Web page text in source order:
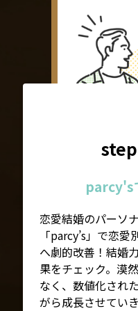
step
parcy's
恋愛結婚のパーソ
「parcy’s」で恋
へ劇的改善！結婚
果をチェック。漠
なく、数値化され
がら成長させてい